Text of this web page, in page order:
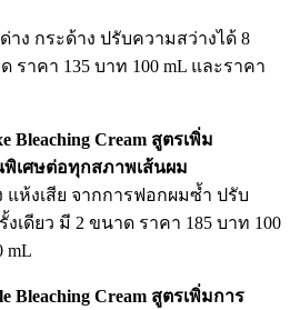
ง กระด้าง ปรับความสว่างได้ 8
ราคา 135 บาท 100 mL และราคา
Bleaching Cream สูตรเพิ่ม
เศษต่อทุกสภาพเส้นผม
ห้งเสีย จากการฟอกผมซ้ำ ปรับ
เดียว มี 2 ขนาด ราคา 185 บาท 100
mL
Bleaching Cream สูตรเพิ่มการ